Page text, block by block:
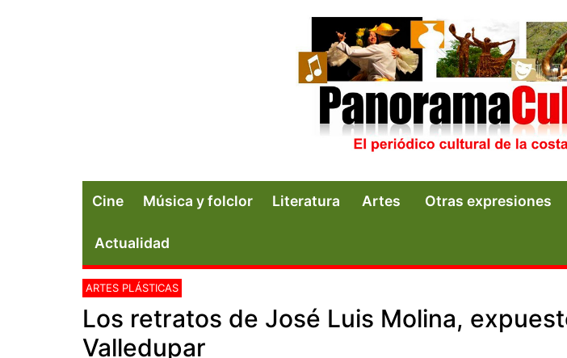
Cine Música y folclor Literatura Artes Otras expresiones
Actualidad
ARTES PLÁSTICAS
Los retratos de José Luis Molina,
Valledupar